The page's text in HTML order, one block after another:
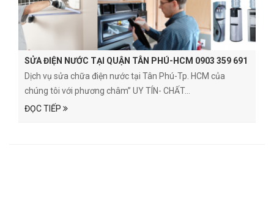
SỬA ĐIỆN NƯỚC TẠI QUẬN TÂN PHÚ-HCM 0903 359 691
Dịch vụ sửa chữa điện nước tại Tân Phú-Tp. HCM của
chúng tôi với phương châm” UY TÍN- CHẤT...
ĐỌC TIẾP